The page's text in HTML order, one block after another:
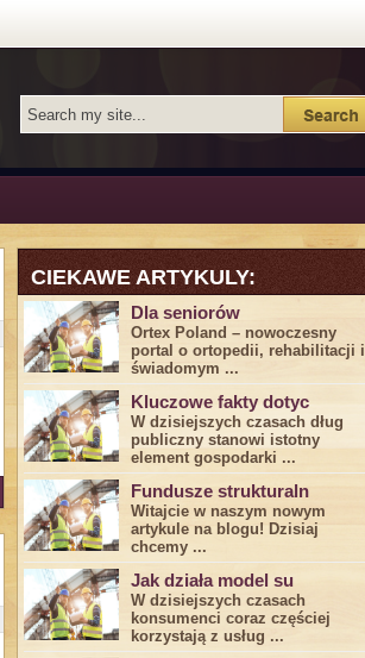
CIEKAWE ARTYKULY:
Dla seniorów
Ortex Poland – nowoczesny
portal o ortopedii, rehabilitacji i
świadomym ...
Kluczowe fakty dotyc
W dzisiejszych czasach dług
publiczny stanowi istotny
element gospodarki ...
Fundusze strukturaln
Witajcie w naszym nowym
artykule na blogu! Dzisiaj
chcemy ...
Jak działa model su
W dzisiejszych czasach
konsumenci ‌coraz częściej
korzystają z usług⁤ ...